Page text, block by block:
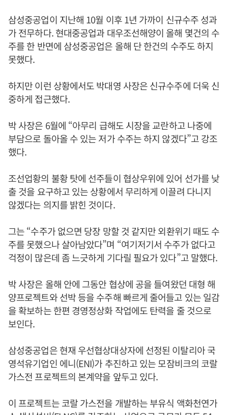
삼성중공업이 지난해 10월 이후 1년 가까이 신규수주 성과
가 전무하다. 현대중공업과 대우조선해양이 올해 몇건의 수
주를 한 반면에 삼성중공업은 올해 단 한건의 수주도 하지
못했다.
하지만 이런 상황에서도 박대영 사장은 신규수주에 더욱 신
중하게 접근했다.
박 사장은 6월에 “아무리 급해도 시장을 교란하고 나중에
부담으로 돌아올 수 있는 저가 수주는 하지 않겠다”고 강조
했다.
조선업황의 불황 탓에 선주들이 협상우위에 있어 선가를 낮
출 것을 요구하고 있는 상황에서 무리하게 이끌려 다니지
않겠다는 의지를 밝힌 것이다.
그는 “수주가 없으면 당장 망할 것 같지만 외환위기 때도 수
주를 못했으나 살아남았다”며 “여기저기서 수주가 없다고
걱정이 많은데 좀 느긋하게 기다릴 필요가 있다”고 말했다.
박 사장은 올해 안에 그동안 협상에 공을 들여왔던 대형 해
양프로젝트와 선박 등을 수주해 빠르게 줄어들고 있는 일감
을 확보하는 한편 경영정상화 작업에도 탄력을 줄 것으로
보인다.
삼성중공업은 현재 우선협상대상자에 선정된 이탈리아 국
영석유기업인 에니(ENI)가 추진하고 있는 모잠비크의 코랄
가스전 프로젝트의 본계약을 앞두고 있다.
이 프로젝트는 코랄 가스전을 개발하는 부유식 액화천연가